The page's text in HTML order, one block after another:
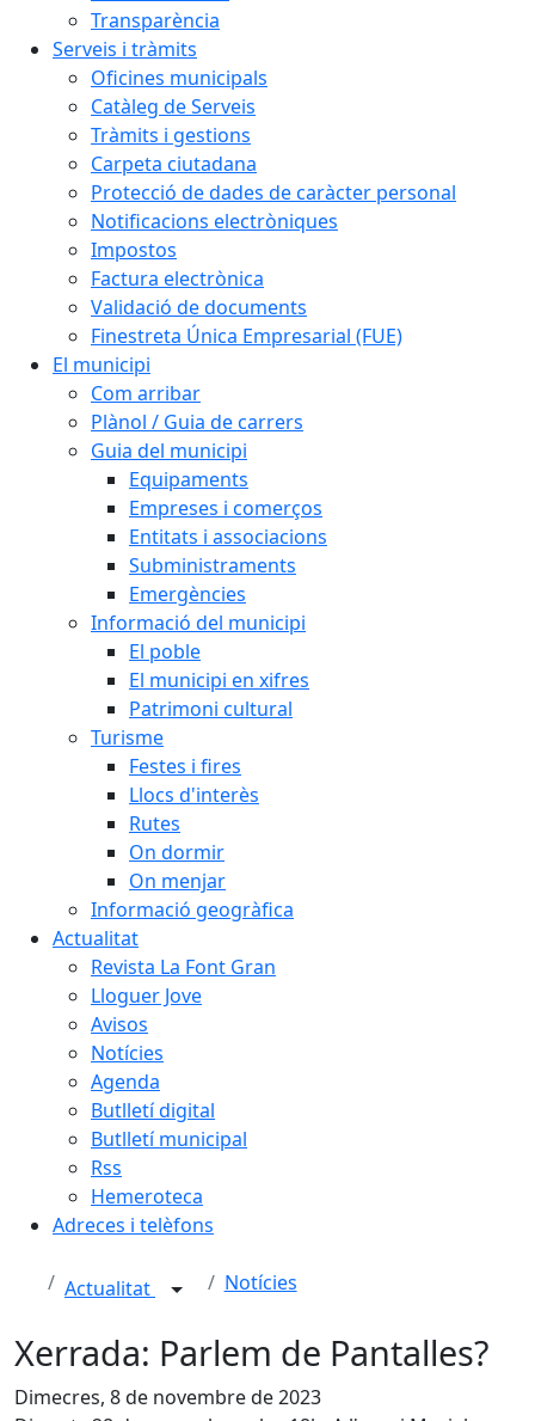
Transparència
Serveis i tràmits
Oficines municipals
Catàleg de Serveis
Tràmits i gestions
Carpeta ciutadana
Protecció de dades de caràcter personal
Notificacions electròniques
Impostos
Factura electrònica
Validació de documents
Finestreta Única Empresarial (FUE)
El municipi
Com arribar
Plànol / Guia de carrers
Guia del municipi
Equipaments
Empreses i comerços
Entitats i associacions
Subministraments
Emergències
Informació del municipi
El poble
El municipi en xifres
Patrimoni cultural
Turisme
Festes i fires
Llocs d'interès
Rutes
On dormir
On menjar
Informació geogràfica
Actualitat
Revista La Font Gran
Lloguer Jove
Avisos
Notícies
Agenda
Butlletí digital
Butlletí municipal
Rss
Hemeroteca
Adreces i telèfons
Actualitat Notícies
Xerrada: Parlem de Pantalles?
Dimecres, 8 de novembre de 2023